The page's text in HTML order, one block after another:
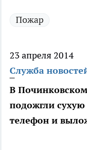
Пожар
23 апреля 2014
Служба
В
подожгли сухую
телефон и